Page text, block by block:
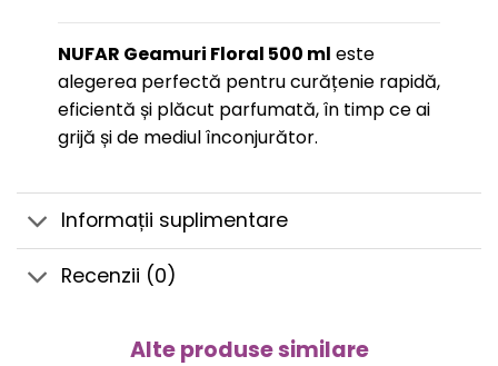
NUFAR Geamuri Floral 500 ml este
alegerea perfectă pentru curățenie rapidă,
eficientă și plăcut parfumată, în timp ce ai
grijă și de mediul înconjurător.
Informații suplimentare
Recenzii (0)
Alte produse similare